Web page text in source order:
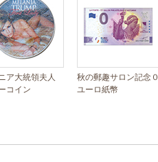
ア大統領夫人
コイン
秋の郵趣サロン記念０
ユーロ紙幣